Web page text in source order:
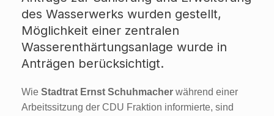
des Wasserwerks wurden gestellt,
Möglichkeit einer zentralen
Wasserenthärtungsanlage wurde in
Anträgen berücksichtigt.
Wie Stadtrat Ernst Schuhmacher während einer
Arbeitssitzung der CDU Fraktion informierte, sind